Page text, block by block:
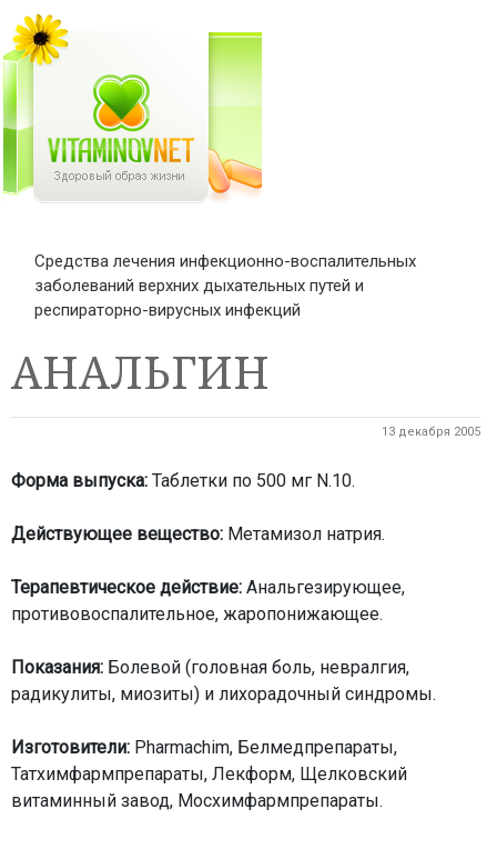
Средства лечения инфекционно-воспалительных
заболеваний верхних дыхательных путей и
респираторно-вирусных инфекций
АНАЛЬГИН
13 декабря 2005
Форма выпуска: Таблетки по 500 мг N.10.
Действующее вещество: Метамизол натрия.
Терапевтическое действие: Анальгезирующее,
противовоспалительное, жаропонижающее.
Показания: Болевой (головная боль, невралгия,
радикулиты, миозиты) и лихорадочный синдромы.
Изготовители: Pharmachim, Белмедпрепараты,
Татхимфармпрепараты, Лекформ, Щелковский
витаминный завод, Мосхимфармпрепараты.